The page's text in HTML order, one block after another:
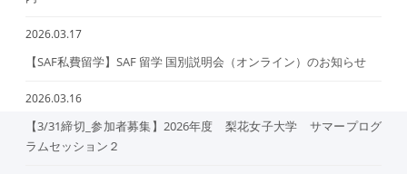
2026.03.17
【SAF私費留学】SAF 留学 国別説明会（オンライン）のお知らせ
2026.03.16
【3/31締切_参加者募集】2026年度 梨花女子大学 サマープログ
ラムセッション２